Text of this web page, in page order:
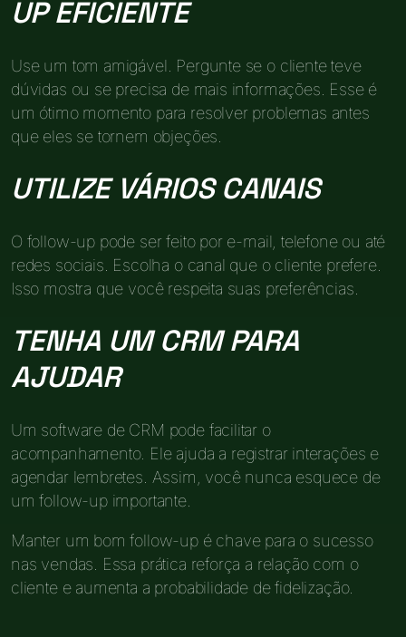
UP EFICIENTE
Use um tom amigável. Pergunte se o cliente teve
dúvidas ou se precisa de mais informações. Esse é
um ótimo momento para resolver problemas antes
que eles se tornem objeções.
UTILIZE VÁRIOS CANAIS
O follow-up pode ser feito por e-mail, telefone ou até
redes sociais. Escolha o canal que o cliente prefere.
Isso mostra que você respeita suas preferências.
TENHA UM CRM PARA
AJUDAR
Um software de CRM pode facilitar o
acompanhamento. Ele ajuda a registrar interações e
agendar lembretes. Assim, você nunca esquece de
um follow-up importante.
Manter um bom follow-up é chave para o sucesso
nas vendas. Essa prática reforça a relação com o
cliente e aumenta a probabilidade de fidelização.